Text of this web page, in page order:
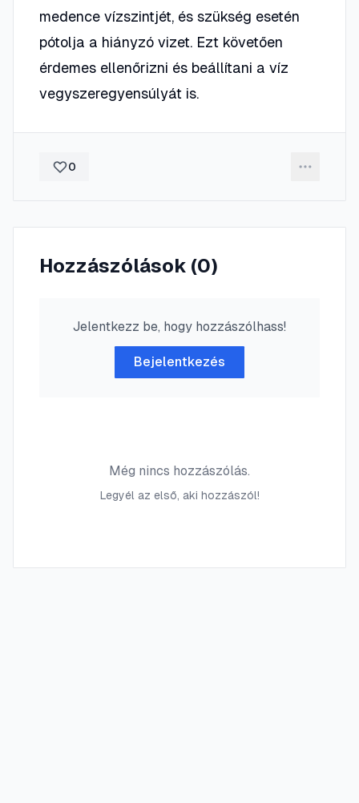
medence vízszintjét, és szükség esetén
pótolja a hiányzó vizet. Ezt követően
érdemes ellenőrizni és beállítani a víz
vegyszeregyensúlyát is.
0
Hozzászólások (0)
Jelentkezz be, hogy hozzászólhass!
Bejelentkezés
Még nincs hozzászólás.
Legyél az első, aki hozzászól!